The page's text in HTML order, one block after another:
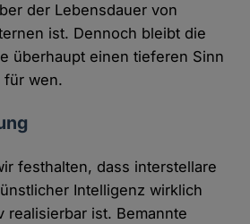
der Lebensdauer von
ist. Dennoch bleibt die
überhaupt einen tieferen Sinn
für wen.
festhalten, dass interstellare
Intelligenz wirklich
realisierbar ist. Bemannte